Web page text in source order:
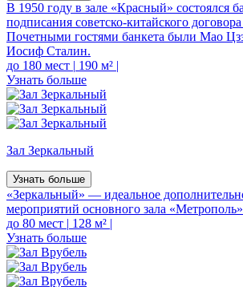
В 1950 году в зале «Красный» состоялся
подписания советско-китайского
Почетными гостями банкета были Мао
Иосиф Сталин.
до 180 мест | 190 м² |
Узнать больше
Зал Зеркальный
Узнать больше
«Зеркальный» — идеальное
мероприятий основного зала
до 80 мест | 128 м² |
Узнать больше